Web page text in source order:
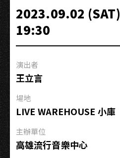
系：
與
大
師
編
曲
大
師
2023.09.02 (SAT)
19:30
演出者
王立言
場地
LIVE WAREHOUSE 小庫
主辦單位
高雄流行音樂中心